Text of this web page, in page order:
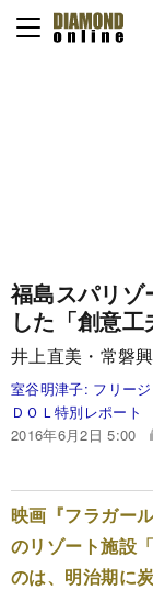
福島スパリゾ
した「創意工
井上直美・常磐
室谷明津子: フリー
ＤＯＬ特別レポート
2016年6月2日 5:00
映画『フラガー
のリゾート施設
のは、明治期に